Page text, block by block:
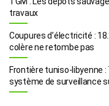
travaux
Coupures d’électricité :
colère ne retombe pas
Frontière tuniso-libyenne :
système de surveillance